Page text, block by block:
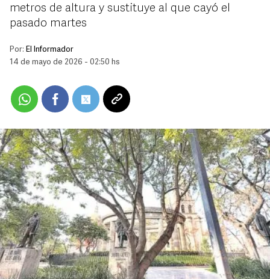
metros de altura y sustituye al que cayó el
pasado martes
Por: El Informador
14 de mayo de 2026 - 02:50 hs